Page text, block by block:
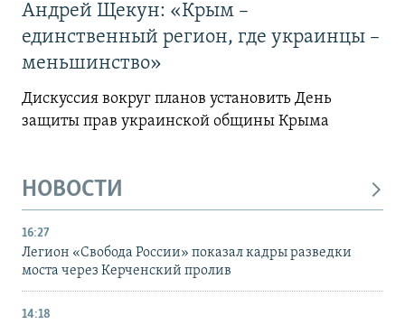
Андрей Щекун: «Крым –
единственный регион, где украинцы –
меньшинство»
Дискуссия вокруг планов установить День
защиты прав украинской общины Крыма
НОВОСТИ
16:27
Легион «Свобода России» показал кадры разведки
моста через Керченский пролив
14:18